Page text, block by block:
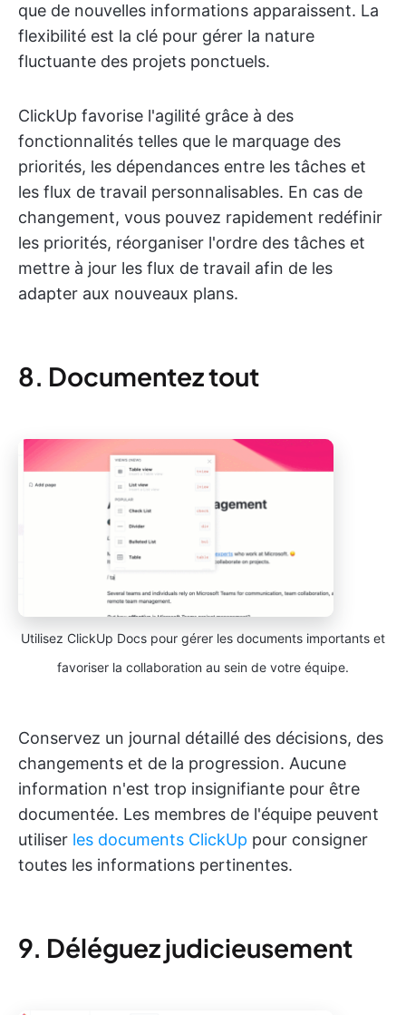
que de nouvelles informations apparaissent. La
flexibilité est la clé pour gérer la nature
fluctuante des projets ponctuels.
ClickUp favorise l'agilité grâce à des
fonctionnalités telles que le marquage des
priorités, les dépendances entre les tâches et
les flux de travail personnalisables. En cas de
changement, vous pouvez rapidement redéfinir
les priorités, réorganiser l'ordre des tâches et
mettre à jour les flux de travail afin de les
adapter aux nouveaux plans.
8. Documentez tout
Utilisez ClickUp Docs pour gérer les documents importants et
favoriser la collaboration au sein de votre équipe.
Conservez un journal détaillé des décisions, des
changements et de la progression. Aucune
information n'est trop insignifiante pour être
documentée. Les membres de l'équipe peuvent
utiliser les documents ClickUp pour consigner
toutes les informations pertinentes.
9. Déléguez judicieusement